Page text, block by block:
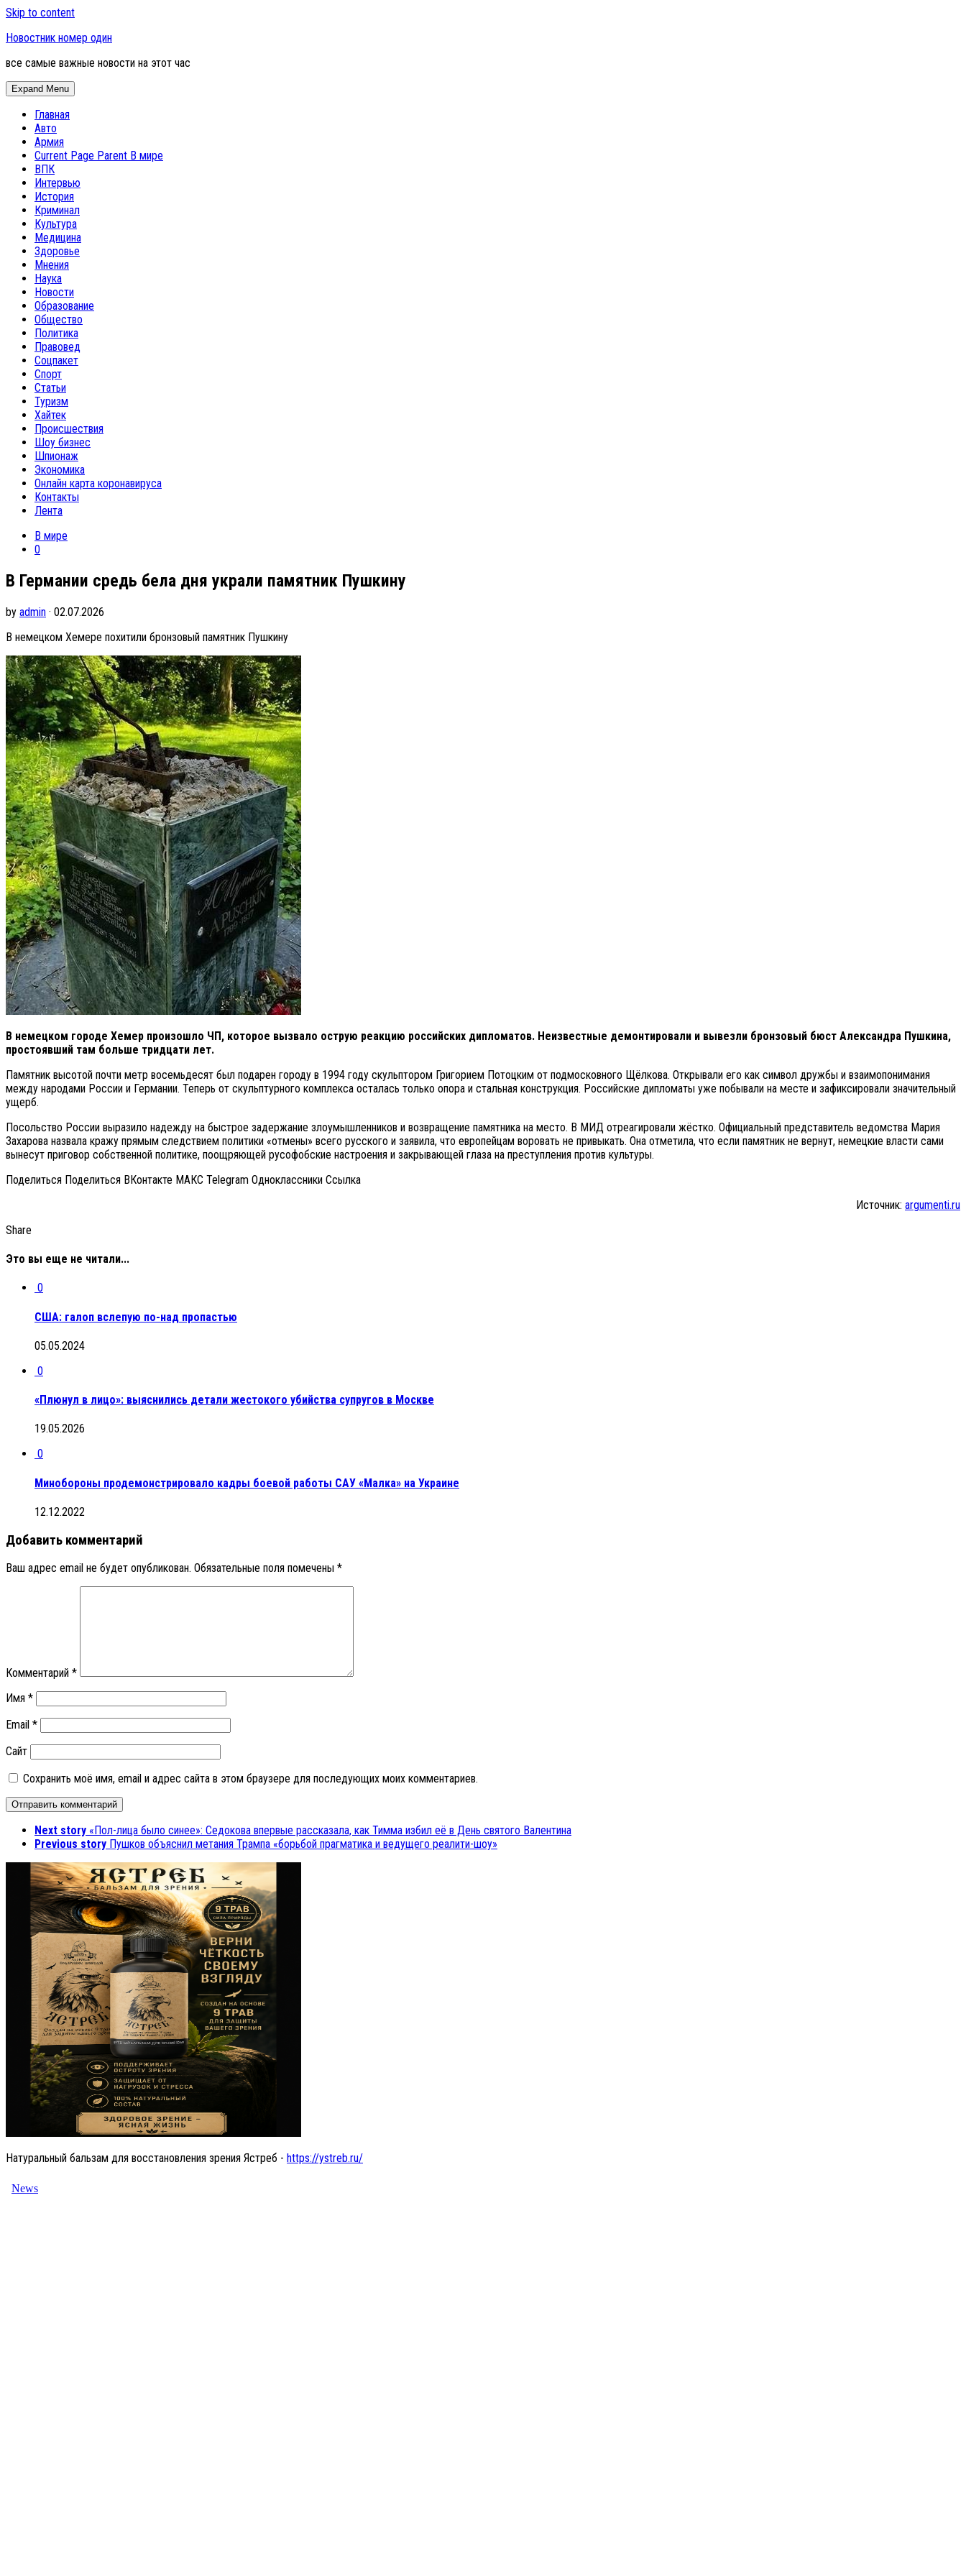
Skip to content
Новостник номер один
все самые важные новости на этот час
Expand Menu
Главная
Авто
Армия
Current Page Parent В мире
ВПК
Интервью
История
Криминал
Культура
Медицина
Здоровье
Мнения
Наука
Новости
Образование
Общество
Политика
Правовед
Соцпакет
Спорт
Статьи
Туризм
Хайтек
Происшествия
Шоу бизнес
Шпионаж
Экономика
Онлайн карта коронавируса
Контакты
Лента
В мире
0
В Германии средь бела дня украли памятник Пушкину
by admin · 02.07.2026
В немецком Хемере похитили бронзовый памятник Пушкину
В немецком городе Хемер произошло ЧП, которое вызвало острую реакцию российских дипломатов. Неизвестные демонтировали и вывезли бронзовый бюст Александра Пушкина,
простоявший там больше тридцати лет.
Памятник высотой почти метр восемьдесят был подарен городу в 1994 году скульптором Григорием Потоцким от подмосковного Щёлкова. Открывали его как символ дружбы и взаимопонимания
между народами России и Германии. Теперь от скульптурного комплекса осталась только опора и стальная конструкция. Российские дипломаты уже побывали на месте и зафиксировали значительный
ущерб.
Посольство России выразило надежду на быстрое задержание злоумышленников и возвращение памятника на место. В МИД отреагировали жёстко. Официальный представитель ведомства Мария
Захарова назвала кражу прямым следствием политики «отмены» всего русского и заявила, что европейцам воровать не привыкать. Она отметила, что если памятник не вернут, немецкие власти сами
вынесут приговор собственной политике, поощряющей русофобские настроения и закрывающей глаза на преступления против культуры.
Поделиться Поделиться ВКонтакте МАКС Telegram Одноклассники Cсылка
Источник: argumenti.ru
Share
Это вы еще не читали...
0
США: галоп вслепую по-над пропастью
05.05.2024
0
«Плюнул в лицо»: выяснились детали жестокого убийства супругов в Москве
19.05.2026
0
Минобороны продемонстрировало кадры боевой работы САУ «Малка» на Украине
12.12.2022
Добавить комментарий
Ваш адрес email не будет опубликован. Обязательные поля помечены *
Комментарий *
Имя *
Email *
Сайт
Сохранить моё имя, email и адрес сайта в этом браузере для последующих моих комментариев.
Next story «Пол-лица было синее»: Седокова впервые рассказала, как Тимма избил её в День святого Валентина
Previous story Пушков объяснил метания Трампа «борьбой прагматика и ведущего реалити-шоу»
Натуральный бальзам для восстановления зрения Ястреб - https://ystreb.ru/